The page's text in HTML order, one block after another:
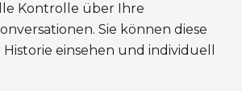
Kontrolle über Ihre
Sie können diese
einsehen und individuell